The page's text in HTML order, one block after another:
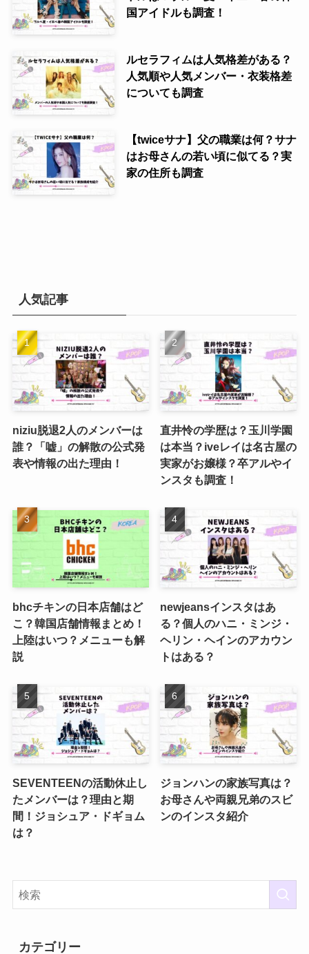
国アイドルも調査！
ルセラフィムは人気格差がある？
人気順や人気メンバー・衣装格差
についても調査
【twiceサナ】父の職業は何？サナ
はお母さんの若い頃に似てる？実
家の住所も調査
人気記事
niziu脱退2人のメンバーは
誰？「嘘」の解散の公式発
表や情報の出た理由！
直井怜の学歴は？玉川学園
は本当？iveレイは名古屋の
実家がお嬢様？卒アルやイ
ンスタも調査！
bhcチキンの日本店舗はど
こ？韓国店舗情報まとめ！
上陸はいつ？メニューも解
説
newjeansインスタはあ
る？個人のハニ・ミンジ・
ヘリン・ヘインのアカウン
トはある？
SEVENTEENの活動休止し
たメンバーは？理由と期
間！ジョシュア・ドギョム
は？
ジョンハンの家族写真は？
お母さんや両親兄弟のスビ
ンのインスタ紹介
カテゴリー